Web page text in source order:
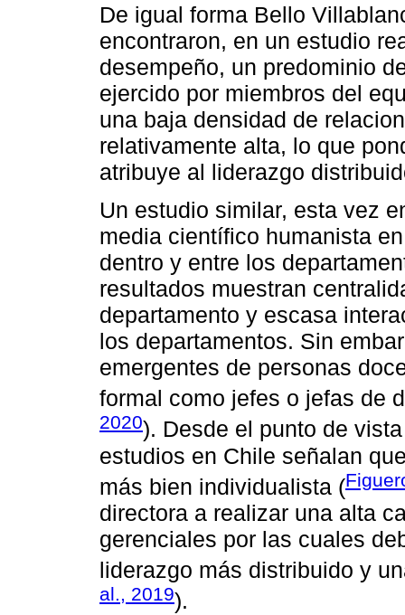
De igual forma Bello
encontraron, en un estudio
desempeño, un predominio
ejercido por miembros del
una baja densidad de
relativamente alta, lo que
atribuye al liderazgo
Un estudio similar, esta vez
media científico humanista
dentro y entre los
resultados muestran
departamento y escasa
los departamentos. Sin
emergentes de personas
formal como jefes o jefas de
2020). Desde el punto de
estudios en Chile señalan
más bien individualista (
directora a realizar una alta
gerenciales por las cuales
liderazgo más distribuido y
al., 2019).